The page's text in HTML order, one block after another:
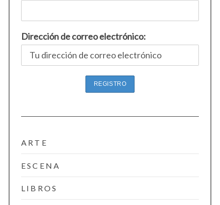
Dirección de correo electrónico:
ARTE
ESCENA
LIBROS